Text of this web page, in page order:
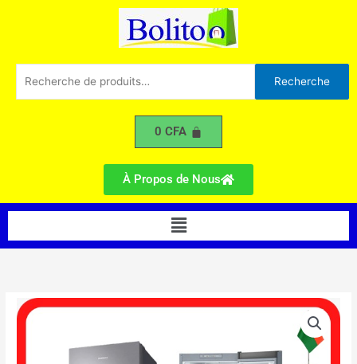
pour :
Recherche
0CFA
À Propos de Nous
Menu
quantité
de